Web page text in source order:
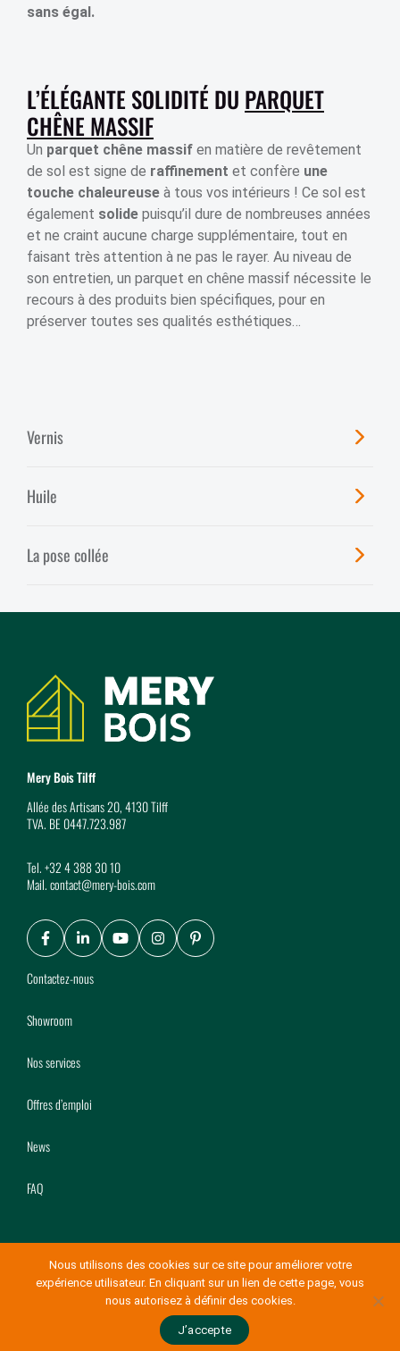
sans égal.
L’ÉLÉGANTE SOLIDITÉ DU PARQUET
CHÊNE MASSIF
Un parquet chêne massif en matière de revêtement
de sol est signe de raffinement et confère une
touche chaleureuse à tous vos intérieurs ! Ce sol est
également solide puisqu’il dure de nombreuses années
et ne craint aucune charge supplémentaire, tout en
faisant très attention à ne pas le rayer. Au niveau de
son entretien, un parquet en chêne massif nécessite le
recours à des produits bien spécifiques, pour en
préserver toutes ses qualités esthétiques…
Vernis
Huile
La pose collée
Coordonnées
Mery Bois Tilff
Allée des Artisans 20, 4130 Tilff
TVA. BE 0447.723.987
Tel.+32 4 388 30 10
Mail.contact@mery-bois.com
Facebook
LinkedIn
YoutubeInstagram
Pinterest
Contactez-nous
Showroom
Nos services
Offres d’emploi
News
FAQ
© Copyright Mery Bois 2026- Conditions générales de vente
eTeamsys.com
Nous utilisons des cookies sur ce site pour améliorer votre
expérience utilisateur. En cliquant sur un lien de cette page, vous
nous autorisez à définir des cookies.
J’accepte